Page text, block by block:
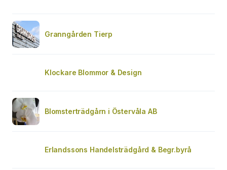
Granngården Tierp
Klockare Blommor & Design
Blomsterträdgårn i Östervåla AB
Erlandssons Handelsträdgård & Begr.byrå